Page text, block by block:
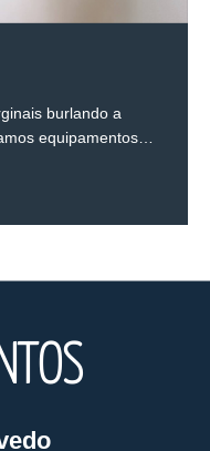
burlando a
equipamentos…